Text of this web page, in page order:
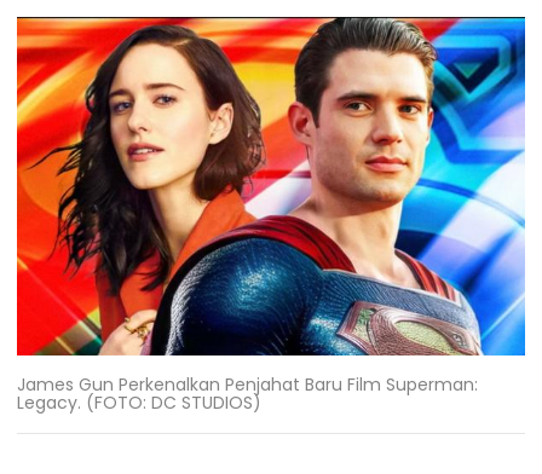
James Gun Perkenalkan Penjahat Baru Film Superman:
Legacy. (FOTO: DC STUDIOS)